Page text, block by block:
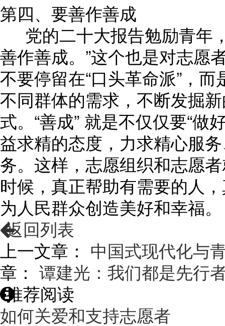
第四、要善作善成
党的二十大报告勉励青年
善作善成。”这个也是对志愿
不要停留在“口头革命派”，
不同群体的需求，不断发掘
式。“善成” 就是不仅仅要“做
益求精的态度，力求精心服
务。这样，志愿组织和志愿
时候，真正帮助有需要的人
为人民群众创造美好和幸福。
返回列表
上一文章： 中国式现代化与
章： 谭建光：我们都是先
推荐阅读
如何关爱和支持志愿者